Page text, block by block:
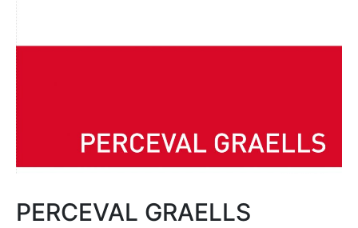
PERCEVAL GRAELLS